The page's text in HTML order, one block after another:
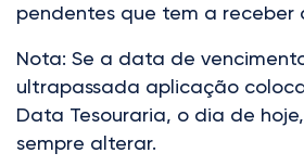
pendentes que tem a receber
Nota: Se a data de
ultrapassada aplicação
Data Tesouraria, o dia de
sempre alterar.